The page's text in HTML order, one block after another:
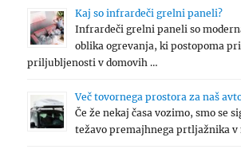
Kaj so infrardeči grelni paneli?
Infrardeči grelni paneli so
oblika ogrevanja, ki postopoma
priljubljenosti v domovih …
Več tovornega prostora za naš
Če že nekaj časa vozimo, smo se
težavo premajhnega prtljažnika v